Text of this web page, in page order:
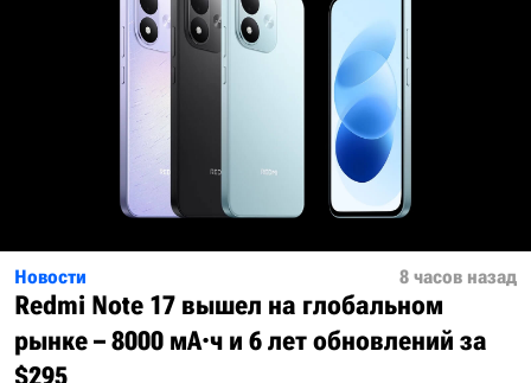
Новости 8 часов назад
Redmi Note 17 вышел на глобальном
рынке – 8000 мА·ч и 6 лет обновлений за
$295